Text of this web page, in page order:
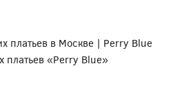
«Perry Blue»